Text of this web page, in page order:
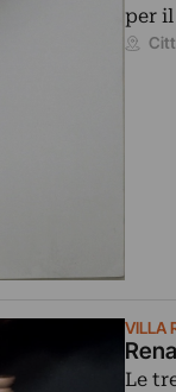
per
VILLA
Le